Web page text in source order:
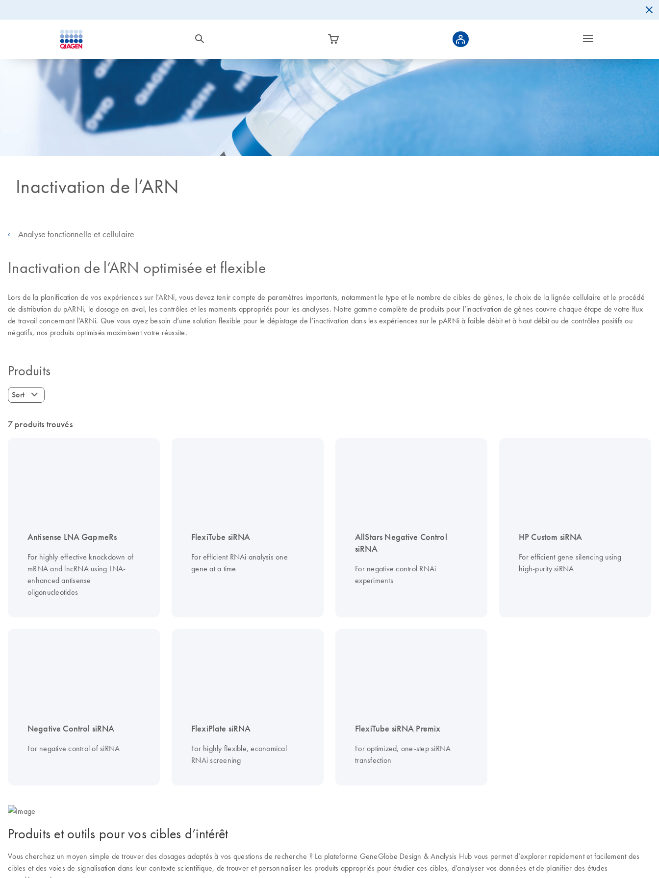
Inactivation de l’ARN
Analyse fonctionnelle et cellulaire
Inactivation de l’ARN optimisée et flexible
Lors de la planification de vos expériences sur l’ARNi, vous devez tenir compte de paramètres importants, notamment le type et le nombre de cibles de gènes, le choix de la lignée cellulaire et le procédé
de distribution du pARNi, le dosage en aval, les contrôles et les moments appropriés pour les analyses. Notre gamme complète de produits pour l’inactivation de gènes couvre chaque étape de votre flux
de travail concernant l’ARNi. Que vous ayez besoin d’une solution flexible pour le dépistage de l’inactivation dans les expériences sur le pARNi à faible débit et à haut débit ou de contrôles positifs ou
négatifs, nos produits optimisés maximisent votre réussite.
Produits
Sort
7 produits trouvés
Antisense LNA GapmeRs
For highly effective knockdown of
mRNA and lncRNA using LNA-
enhanced antisense
oligonucleotides
FlexiTube siRNA
For efficient RNAi analysis one
gene at a time
AllStars Negative Control
siRNA
For negative control RNAi
experiments
HP Custom siRNA
For efficient gene silencing using
high-purity siRNA
Negative Control siRNA
For negative control of siRNA
FlexiPlate siRNA
For highly flexible, economical
RNAi screening
FlexiTube siRNA Premix
For optimized, one-step siRNA
transfection
Produits et outils pour vos cibles d’intérêt
Vous cherchez un moyen simple de trouver des dosages adaptés à vos questions de recherche ? La plateforme GeneGlobe Design & Analysis Hub vous permet d’explorer rapidement et facilement des
cibles et des voies de signalisation dans leur contexte scientifique, de trouver et personnaliser les produits appropriés pour étudier ces cibles, d’analyser vos données et de planifier des études